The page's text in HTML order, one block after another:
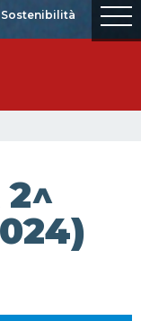
Sostenibilità
2^